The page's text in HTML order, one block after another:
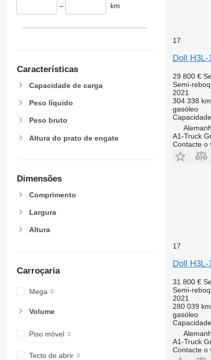
– km
Características
Capacidade de carga
Peso líquido
Peso bruto
Altura do prato de engate
Dimensões
Comprimento
Largura
Altura
Carroçaria
Mega
Volume
Piso móvel
Tecto de abrir
17
Doll H3L-
29 800 €
Semi-
2021
304 338 km
gasóleo
A1-Truck
Contacte o
17
Doll H3L-
31 800 €
Semi-
2021
280 039 km
gasóleo
A1-Truck
Contacte o